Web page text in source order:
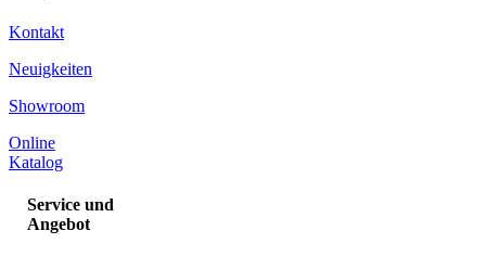
Kontakt
Neuigkeiten
Showroom
Online
Katalog
Service und
Angebot